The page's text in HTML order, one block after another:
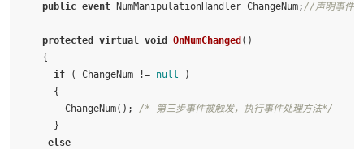
public event NumManipulationHandler ChangeNum; //声明事件
protected virtual void OnNumChanged ()
    {
if ( ChangeNum != null )
      {
        ChangeNum();
/* 第三步事件被触发，执行事件处理方法*/
      }
else